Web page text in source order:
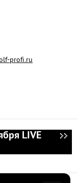
profi.ru
LIVE